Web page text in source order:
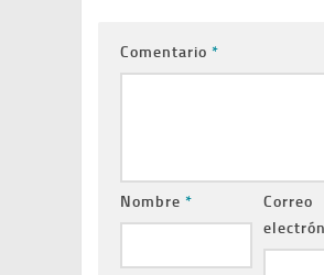
Comentario *
Nombre *
Correo